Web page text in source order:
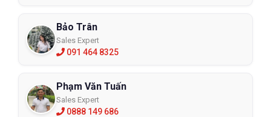
Bảo Trân
Sales Expert
091 464 8325
Phạm Văn Tuấn
Sales Expert
0888 149 686